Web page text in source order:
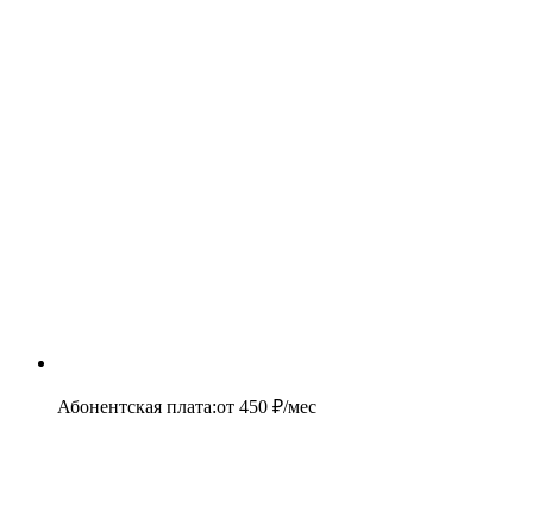
Абонентская плата:от 450 ₽/мес